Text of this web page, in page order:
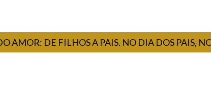
DE FILHOS A PAIS. NO DIA DOS PAIS,